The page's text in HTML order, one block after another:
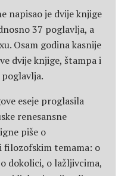
napisao je dvije knjige
37 poglavlja, a
Osam godina kasnije
dvije knjige, štampa i
eseje proglasila
renesansne
piše o
temama: o
dokolici, o lažljivcima,